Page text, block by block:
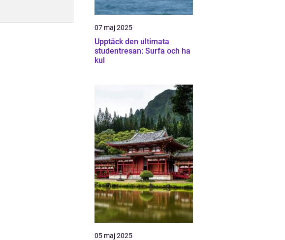
07 maj 2025
Upptäck den ultimata
studentresan: Surfa och ha
kul
05 maj 2025